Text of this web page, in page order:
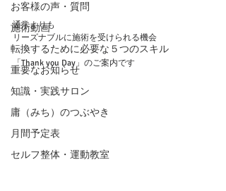
お客様の声・質問
施術動画
転換するために必要な５つのスキル
重要なお知らせ
知識・実践サロン
庸（みち）のつぶやき
月間予定表
セルフ整体・運動教室
通常よりも
リーズナブルに施術を受けられる機会
「Thank you Day」のご案内です